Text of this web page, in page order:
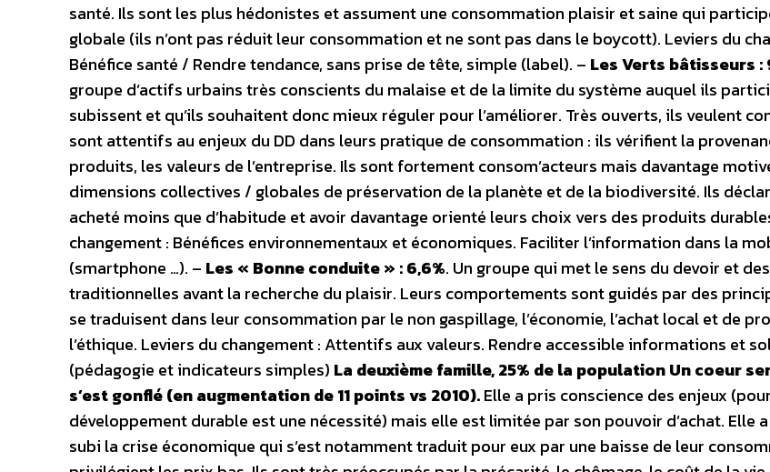
santé. Ils sont les plus hédonistes et assument une consommation plaisir et saine qui
globale (ils n’ont pas réduit leur consommation et ne sont pas dans le boycott). Leviers du
Bénéfice santé / Rendre tendance, sans prise de tête, simple (label). – Les Verts bâtisseurs :
groupe d’actifs urbains très conscients du malaise et de la limite du système auquel ils
subissent et qu’ils souhaitent donc mieux réguler pour l’améliorer. Très ouverts, ils veulent
sont attentifs au enjeux du DD dans leurs pratique de consommation : ils vérifient la
produits, les valeurs de l’entreprise. Ils sont fortement consom’acteurs mais davantage
dimensions collectives / globales de préservation de la planète et de la biodiversité. Ils
acheté moins que d’habitude et avoir davantage orienté leurs choix vers des produits
changement : Bénéfices environnementaux et économiques. Faciliter l’information dans la
(smartphone …). – Les « Bonne conduite » : 6,6%. Un groupe qui met le sens du devoir et
traditionnelles avant la recherche du plaisir. Leurs comportements sont guidés par des
se traduisent dans leur consommation par le non gaspillage, l’économie, l’achat local et de
l’éthique. Leviers du changement : Attentifs aux valeurs. Rendre accessible informations et
(pédagogie et indicateurs simples) La deuxième famille, 25% de la population Un coeur
s’est gonflé (en augmentation de 11 points vs 2010).Elle a pris conscience des enjeux
développement durable est une nécessité) mais elle est limitée par son pouvoir d’achat. Elle
subi la crise économique qui s’est notamment traduit pour eux par une baisse de leur